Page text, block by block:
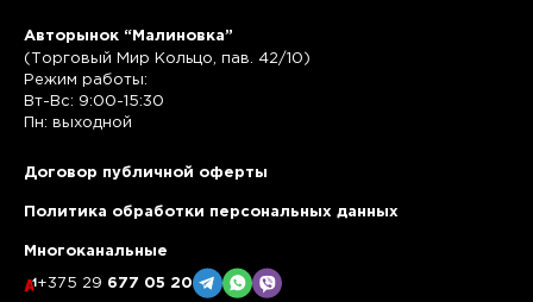
Авторынок “Малиновка”
(Торговый Мир Кольцо, пав. 42/10)
Режим работы:
Вт-Вс: 9:00-15:30
Пн: выходной
Договор публичной оферты
Политика обработки персональных данных
Многоканальные
+375 29 677 05 20